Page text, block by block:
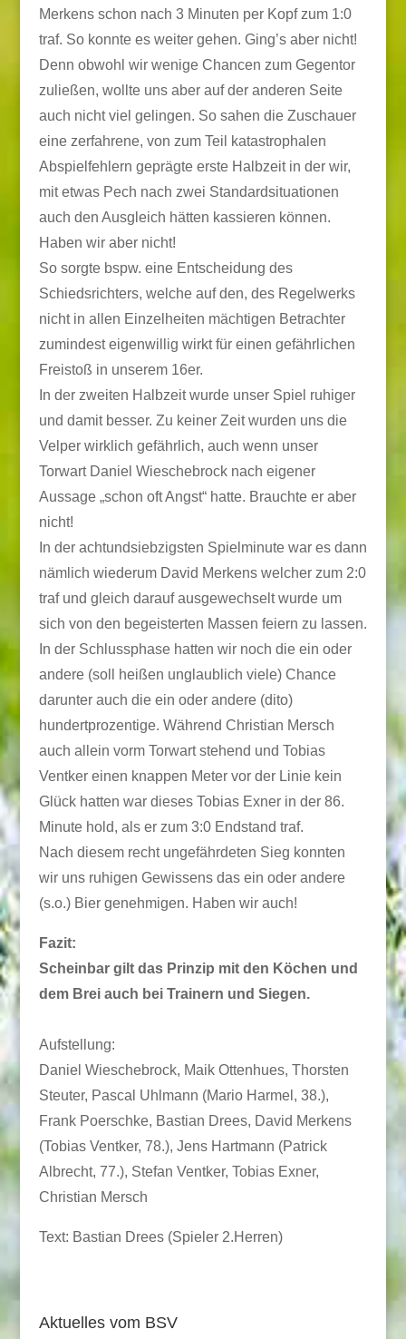
Merkens schon nach 3 Minuten per Kopf zum 1:0
traf. So konnte es weiter gehen. Ging’s aber nicht!
Denn obwohl wir wenige Chancen zum Gegentor
zuließen, wollte uns aber auf der anderen Seite
auch nicht viel gelingen. So sahen die Zuschauer
eine zerfahrene, von zum Teil katastrophalen
Abspielfehlern geprägte erste Halbzeit in der wir,
mit etwas Pech nach zwei Standardsituationen
auch den Ausgleich hätten kassieren können.
Haben wir aber nicht!
So sorgte bspw. eine Entscheidung des
Schiedsrichters, welche auf den, des Regelwerks
nicht in allen Einzelheiten mächtigen Betrachter
zumindest eigenwillig wirkt für einen gefährlichen
Freistoß in unserem 16er.
In der zweiten Halbzeit wurde unser Spiel ruhiger
und damit besser. Zu keiner Zeit wurden uns die
Velper wirklich gefährlich, auch wenn unser
Torwart Daniel Wieschebrock nach eigener
Aussage „schon oft Angst“ hatte. Brauchte er aber
nicht!
In der achtundsiebzigsten Spielminute war es dann
nämlich wiederum David Merkens welcher zum 2:0
traf und gleich darauf ausgewechselt wurde um
sich von den begeisterten Massen feiern zu lassen.
In der Schlussphase hatten wir noch die ein oder
andere (soll heißen unglaublich viele) Chance
darunter auch die ein oder andere (dito)
hundertprozentige. Während Christian Mersch
auch allein vorm Torwart stehend und Tobias
Ventker einen knappen Meter vor der Linie kein
Glück hatten war dieses Tobias Exner in der 86.
Minute hold, als er zum 3:0 Endstand traf.
Nach diesem recht ungefährdeten Sieg konnten
wir uns ruhigen Gewissens das ein oder andere
(s.o.) Bier genehmigen. Haben wir auch!
Fazit:
Scheinbar gilt das Prinzip mit den Köchen und
dem Brei auch bei Trainern und Siegen.
Aufstellung:
Daniel Wieschebrock, Maik Ottenhues, Thorsten
Steuter, Pascal Uhlmann (Mario Harmel, 38.),
Frank Poerschke, Bastian Drees, David Merkens
(Tobias Ventker, 78.), Jens Hartmann (Patrick
Albrecht, 77.), Stefan Ventker, Tobias Exner,
Christian Mersch
Text: Bastian Drees (Spieler 2.Herren)
Aktuelles vom BSV